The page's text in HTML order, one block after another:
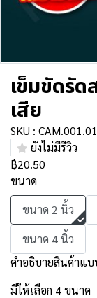
เข็มขัดรั
เสีย
SKU :
ยังไม่มีรีวิว
฿20.50
ขนาด
ขนาด 2 นิ้ว
ขนาด 4 นิ้ว
คำอธิบายสินค้าแบ
มีให้เลือก 4 ขนาด